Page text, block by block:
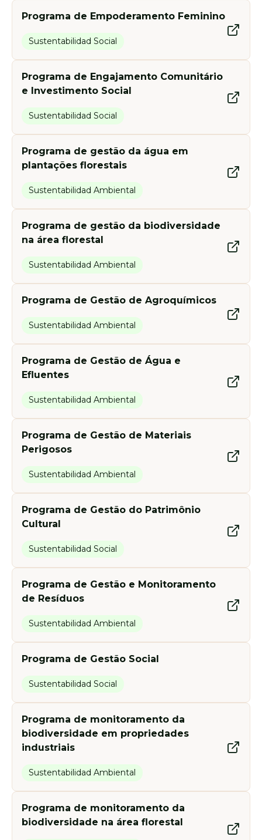
Programa de Empoderamento Feminino
Sustentabilidad Social
Programa de Engajamento Comunitário
e Investimento Social
Sustentabilidad Social
Programa de gestão da água em
plantações florestais
Sustentabilidad Ambiental
Programa de gestão da biodiversidade
na área florestal
Sustentabilidad Ambiental
Programa de Gestão de Agroquímicos
Sustentabilidad Ambiental
Programa de Gestão de Água e
Efluentes
Sustentabilidad Ambiental
Programa de Gestão de Materiais
Perigosos
Sustentabilidad Ambiental
Programa de Gestão do Patrimônio
Cultural
Sustentabilidad Social
Programa de Gestão e Monitoramento
de Resíduos
Sustentabilidad Ambiental
Programa de Gestão Social
Sustentabilidad Social
Programa de monitoramento da
biodiversidade em propriedades
industriais
Sustentabilidad Ambiental
Programa de monitoramento da
biodiversidade na área florestal